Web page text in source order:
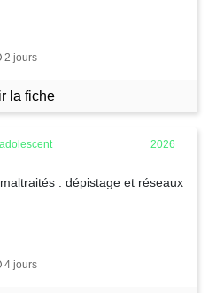
2 jours
la fiche
2026
: dépistage et réseaux
4 jours